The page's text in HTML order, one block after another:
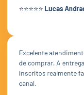
⭐⭐⭐⭐⭐ Lucas
Excelente
de comprar. A
inscritos realmente
canal.